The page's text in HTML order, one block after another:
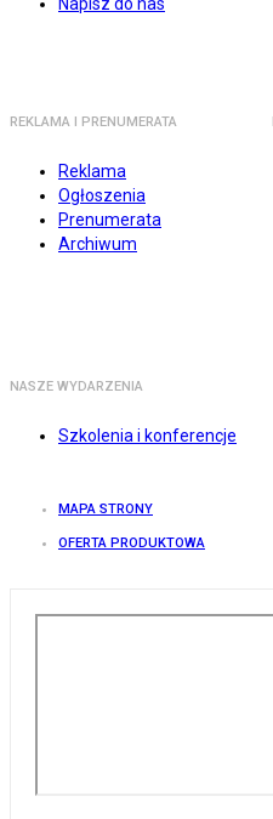
REKLAMA I PRENUMERATA
Reklama
Ogłoszenia
Prenumerata
Archiwum
NASZE WYDARZENIA
Szkolenia i konferencje
MAPA STRONY
OFERTA PRODUKTOWA